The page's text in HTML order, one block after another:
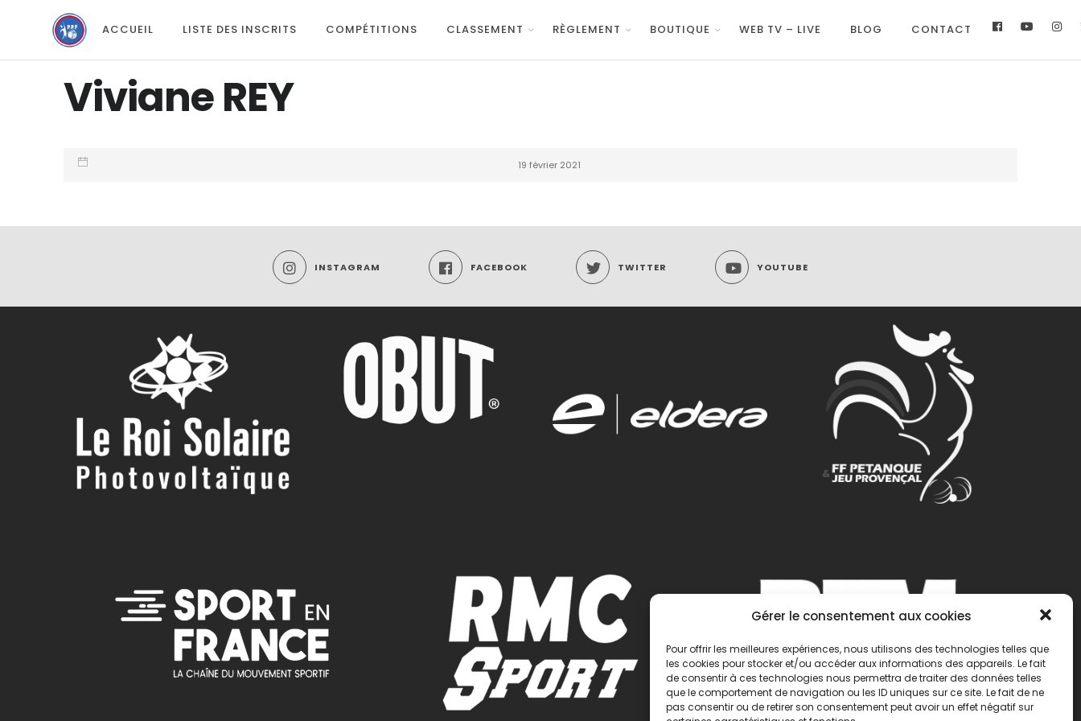
Gérer le consentement aux cookies
Pour offrir les meilleures expériences, nous utilisons des technologies telles que
les cookies pour stocker et/ou accéder aux informations des appareils. Le fait
de consentir à ces technologies nous permettra de traiter des données telles
que le comportement de navigation ou les ID uniques sur ce site. Le fait de ne
pas consentir ou de retirer son consentement peut avoir un effet négatif sur
ACCUEIL LISTE DES INSCRITS COMPÉTITIONS CLASSEMENT RÈGLEMENT BOUTIQUE WEB TV – LIVE BLOG CONTACT
Viviane REY
19 février 2021
INSTAGRAM FACEBOOK TWITTER YOUTUBE